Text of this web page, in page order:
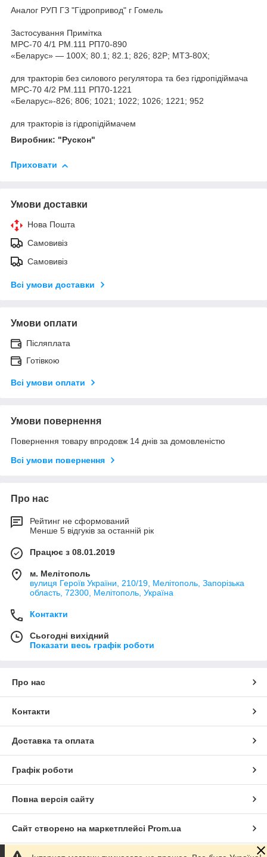
Аналог РУП ГЗ "Гідропривод" г Гомель
Застосування Примітка
МРС-70 4/1 РМ.111 РП70-890
«Беларус» — 100Х; 80.1; 82.1; 826; 82Р; МТЗ-80Х;
для тракторів без силового регулятора та без гідропідіймача
МРС-70 4/2 РМ.111 РП70-1221
«Беларус»-826; 806; 1021; 1022; 1026; 1221; 952
для тракторів із гідропідіймачем
Виробник: "Рускон"
Приховати
Умови доставки
Нова Пошта
Самовивіз
Самовивіз
Всі умови доставки
Умови оплати
Післяплата
Готівкою
Всі умови оплати
Умови повернення
Повернення товару впродовж 14 днів за домовленістю
Всі умови повернення
Про нас
Рейтинг не сформований
Менше 5 відгуків за останній рік
Працює з 08.01.2019
м. Мелітополь
вулиця Героїв України, 210/19, Мелітополь, Запорізька
область, 72300, Мелітополь, Україна
Контакти
Сьогодні вихідний
Показати весь графік роботи
Про нас
Контакти
Доставка та оплата
Графік роботи
Повна версія сайту
Сайт створено на маркетплейсі Prom.ua